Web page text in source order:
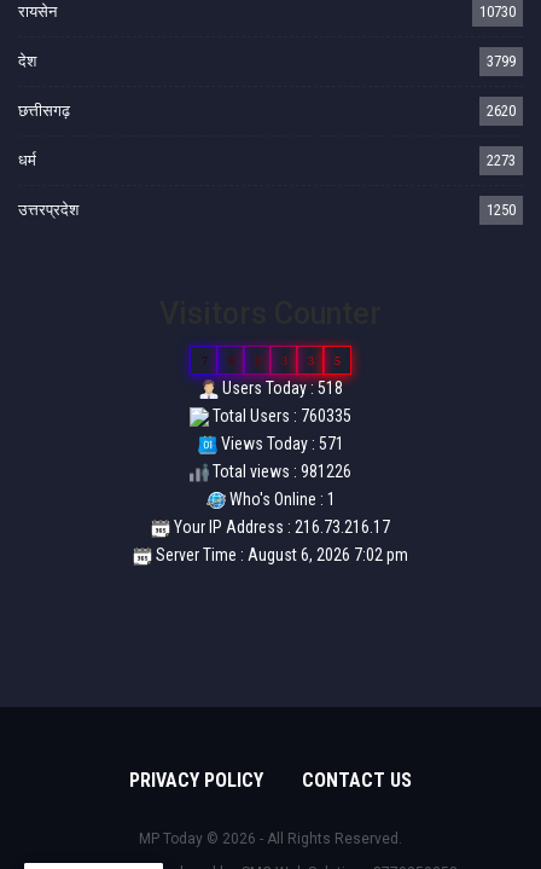
रायसेन 10730
देश 3799
छत्तीसगढ़ 2620
धर्म 2273
उत्तरप्रदेश 1250
7 6 0 3 3 5
Users Today : 518
Total Users : 760335
Views Today : 571
Total views : 981226
Who's Online : 1
Your IP Address : 216.73.216.17
Server Time : August 6, 2026 7:02 pm
PRIVACY POLICY CONTACT US
MP Today © 2026 - All Rights Reserved.